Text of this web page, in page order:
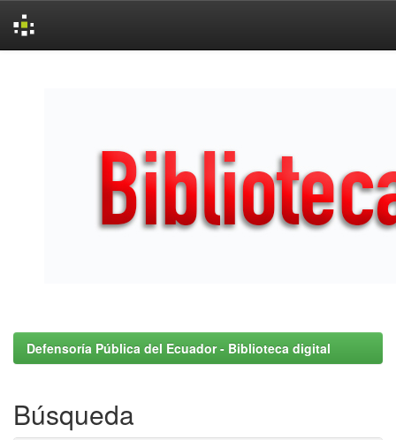
Defensoría Pública del Ecuador - Biblioteca digital
Búsqueda